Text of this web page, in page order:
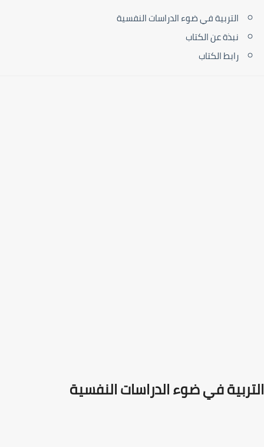
التربية في ضوء الدراسات النفسية
نبذة عن الكتاب
رابط الكتاب
التربية في ضوء الدراسات النفسية